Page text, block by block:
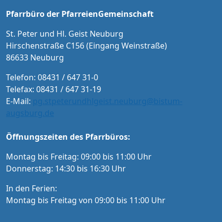
ion Neuburg und im Pfarrbüro der PG Neub
Pfarrbüro der PfarreienGemeinschaft
St. Peter und Hl. Geist Neuburg
Hirschenstraße C156 (Eingang Weinstraße)
86633 Neuburg
Telefon: 08431 / 647 31-0
Telefax: 08431 / 647 31-19
E-Mail: pg.stpeterundhlgeist.neuburg@bistum-
augsburg.de
Öffnungszeiten des Pfarrbüros:
Montag bis Freitag: 09:00 bis 11:00 Uhr
Donnerstag: 14:30 bis 16:30 Uhr
In den Ferien:
Montag bis Freitag von 09:00 bis 11:00 Uhr